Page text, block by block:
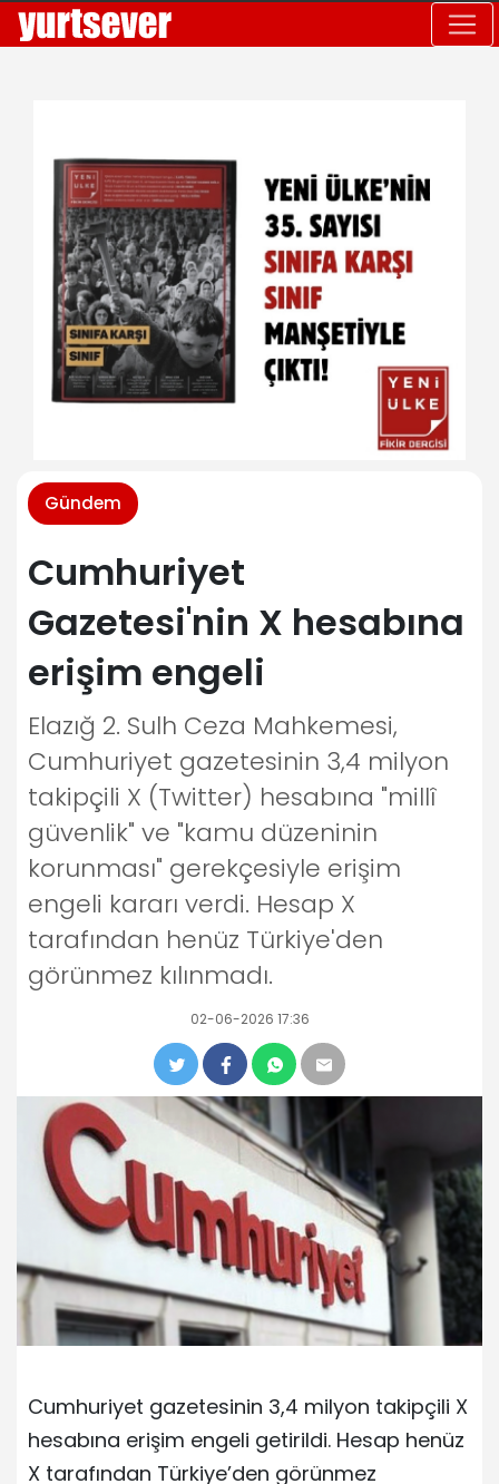
Gündem
Cumhuriyet
Gazetesi'nin X hesabına
erişim engeli
Elazığ 2. Sulh Ceza Mahkemesi,
Cumhuriyet gazetesinin 3,4 milyon
takipçili X (Twitter) hesabına "millî
güvenlik" ve "kamu düzeninin
korunması" gerekçesiyle erişim
engeli kararı verdi. Hesap X
tarafından henüz Türkiye'den
görünmez kılınmadı.
02-06-2026 17:36
Cumhuriyet gazetesinin 3,4 milyon takipçili X
hesabına erişim engeli getirildi. Hesap henüz
X tarafından Türkiye’den görünmez